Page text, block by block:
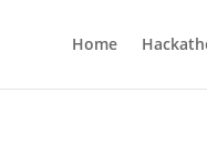
Home